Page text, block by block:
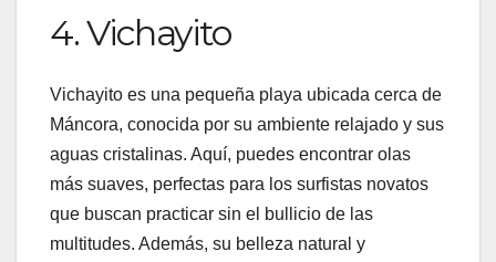
4. Vichayito
Vichayito es una pequeña playa ubicada cerca de
Máncora, conocida por su ambiente relajado y sus
aguas cristalinas. Aquí, puedes encontrar olas
más suaves, perfectas para los surfistas novatos
que buscan practicar sin el bullicio de las
multitudes. Además, su belleza natural y